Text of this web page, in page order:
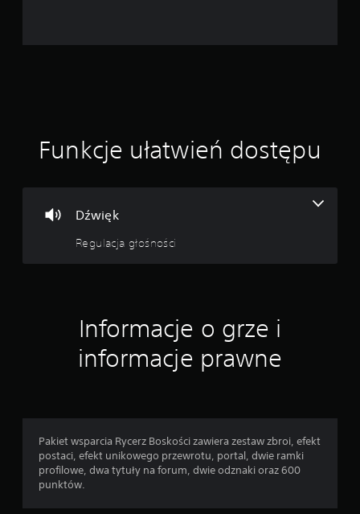
Funkcje ułatwień dostępu
Dźwięk
Regulacja głośności
Informacje o grze i
informacje prawne
Pakiet wsparcia Rycerz Boskości zawiera zestaw zbroi, efekt
postaci, efekt unikowego przewrotu, portal, dwie ramki
profilowe, dwa tytuły na forum, dwie odznaki oraz 600
punktów.